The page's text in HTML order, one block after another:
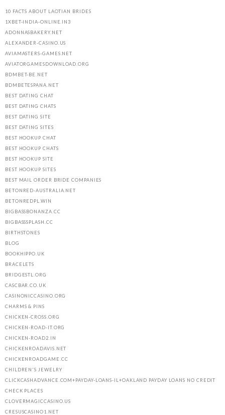
10 FACTS ABOUT LAOTIAN BRIDES
1XBET-INDIA-ONLINE.IN3
ADONNASBAKERY.NET
ALEXANDER-CASINO.US
AVIAMASTERS-GAMES.NET
AVIATORGAMESDOWNLOAD.ORG
BDMBET-BE.NET
BDMBETESPANA.NET
BEST DATING CHAT
BEST DATING CHATS
BEST DATING SITE
BEST DATING SITES
BEST HOOKUP CHAT
BEST HOOKUP CHATS
BEST HOOKUP SITE
BEST HOOKUP SITES
BEST MAIL ORDER BRIDE COMPANIES
BETONRED-AUSTRALIA.NET
BETONREDPL.WIN
BIGBASSBONANZA.CC
BIGBASSSPLASH.CC
BIRTHSTONES
BLOG
BOOKHIPPO.UK
BRACELETS
BRIDGESTL.ORG
CASCBAR.CO.UK
CASINONICCASINO.ORG
CHARMS & PINS
CHICKEN-CROSS.ORG
CHICKEN-ROAD-IT.ORG
CHICKEN-ROAD2.IN
CHICKENROADAVIS.NET
CHICKENROADGAME.CC
CHILDREN'S JEWELRY
CLICKCASHADVANCE.COM+PAYDAY-LOANS-IL+OAKLAND PAYDAY LOANS NO CREDIT
CHECK PLACES
CLOVERMAGICCASINO.US
CRESUSCASINO1.NET